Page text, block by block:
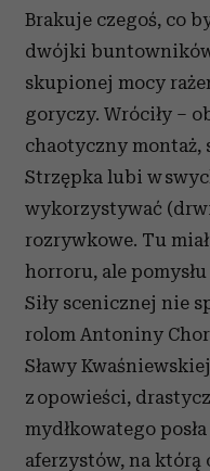
Brakuje czegoś, co
dwójki buntowników,
skupionej mocy
goryczy. Wróciły –
chaotyczny montaż,
Strzępka lubi w
wykorzystywać
rozrywkowe. Tu
horroru, ale
Siły scenicznej nie
rolom Antoniny
Sławy
z opowieści,
mydłkowatego
aferzystów, na którą